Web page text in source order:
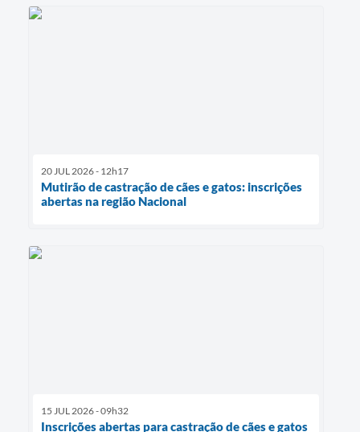
20 JUL 2026 - 12h17
Mutirão de castração de cães e gatos: inscrições
abertas na região Nacional
15 JUL 2026 - 09h32
Inscrições abertas para castração de cães e gatos